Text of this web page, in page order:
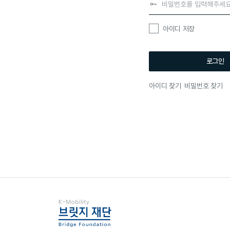
아이디 저장
로그인
아이디 찾기 비밀번호 찾기